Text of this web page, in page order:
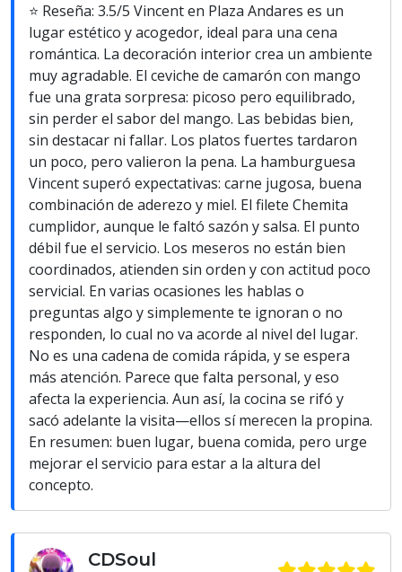
⭐ Reseña: 3.5/5 Vincent en Plaza Andares es un
lugar estético y acogedor, ideal para una cena
romántica. La decoración interior crea un ambiente
muy agradable. El ceviche de camarón con mango
fue una grata sorpresa: picoso pero equilibrado,
sin perder el sabor del mango. Las bebidas bien,
sin destacar ni fallar. Los platos fuertes tardaron
un poco, pero valieron la pena. La hamburguesa
Vincent superó expectativas: carne jugosa, buena
combinación de aderezo y miel. El filete Chemita
cumplidor, aunque le faltó sazón y salsa. El punto
débil fue el servicio. Los meseros no están bien
coordinados, atienden sin orden y con actitud poco
servicial. En varias ocasiones les hablas o
preguntas algo y simplemente te ignoran o no
responden, lo cual no va acorde al nivel del lugar.
No es una cadena de comida rápida, y se espera
más atención. Parece que falta personal, y eso
afecta la experiencia. Aun así, la cocina se rifó y
sacó adelante la visita—ellos sí merecen la propina.
En resumen: buen lugar, buena comida, pero urge
mejorar el servicio para estar a la altura del
concepto.
CDSoul